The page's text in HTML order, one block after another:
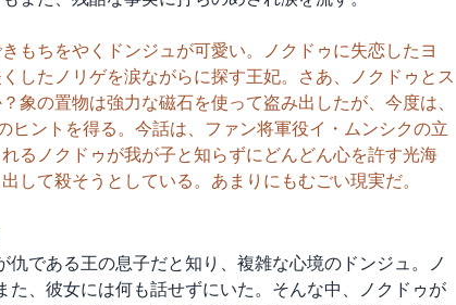
もちをやくドンジュが可愛い。ノクドゥに失恋したヨ
したノリゲを涙ながらに探す王妃。さあ、ノクドゥとス
象の置物は強力な磁石を使って盗み出したが、今度は、
ヒントを得る。今話は、ファン将軍役イ・ムンシクの立
るノクドゥが我が子と知らずにどんどん心を許す光海
して殺そうとしている。あまりにもむごい現実だ。
仇である王の息子だと知り、複雑な心境のドンジュ。ノ
た、彼女には何も話せずにいた。そんな中、ノクドゥが